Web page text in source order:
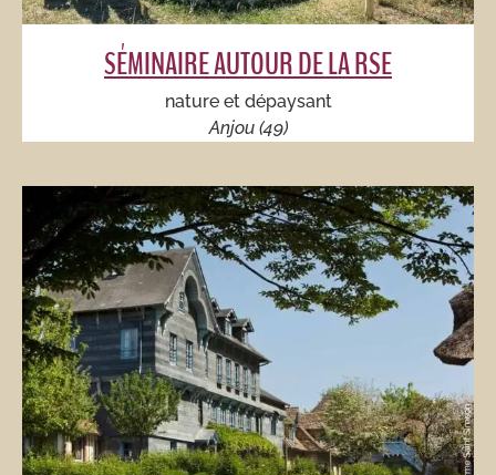
SÉMINAIRE AUTOUR DE LA RSE
nature et dépaysant​​
Anjou (49)